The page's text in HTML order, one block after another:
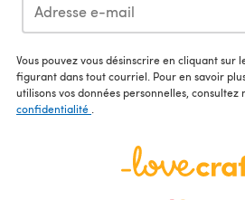
Vous pouvez vous désinscrire en cliquant sur
figurant dans tout courriel. Pour en savoir
utilisons vos données personnelles, consultez
confidentialité